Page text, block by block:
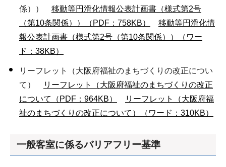
係）） 移動等円滑化情報公表計画書（様式第2号
（第10条関係））（PDF：758KB）
移動等円滑化情
報公表計画書（様式第2号（第10条関係））（ワー
ド：38KB）
リーフレット（大阪府福祉のまちづくりの改正につい
て）
リーフレット（大阪府福祉のまちづくりの改正
について（PDF：964KB）
リーフレット（大阪府福
祉のまちづくりの改正について）（ワード：310KB）
一般客室に係るバリアフリー基準